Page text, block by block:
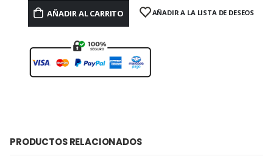
AÑADIR AL CARRITO AÑADIR A LA LISTA DE DESEOS
PRODUCTOS RELACIONADOS